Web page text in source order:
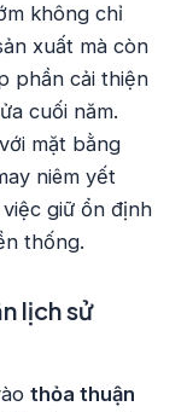
không chỉ
xuất mà còn
phần cải thiện
cuối năm.
mặt bằng
niêm yết
giữ ổn định
thống.
lịch sử
thỏa thuận